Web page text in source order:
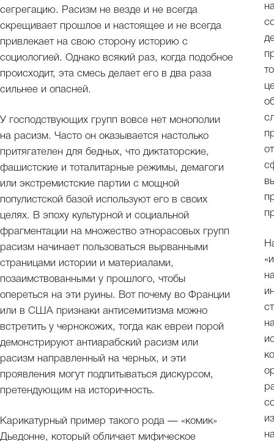
сегрегацию. Расизм не везде и не всегда
скрещивает прошлое и настоящее и не всегда
привлекает на свою сторону историю с
социологией. Однако всякий раз, когда подобное
происходит, эта смесь делает его в два раза
сильнее и опасней.
У господствующих групп вовсе нет монополии
на расизм. Часто он оказывается настолько
притягателен для бедных, что диктаторские,
фашистские и тоталитарные режимы, демагоги
или экстремистские партии с мощной
популистской базой используют его в своих
целях. В эпоху культурной и социальной
фрагментации на множество этнорасовых групп
расизм начинает пользоваться вырванными
страницами истории и материалами,
позаимствованными у прошлого, чтобы
опереться на эти руины. Вот почему во Франции
или в США признаки антисемитизма можно
встретить у чернокожих, тогда как евреи порой
демонстрируют антиарабский расизм или
расизм направленный на черных, и эти
проявления могут подпитываться дискурсом,
претендующим на историчность.
Карикатурный пример такого рода — «комик»
Дьедонне, который обличает мифическое